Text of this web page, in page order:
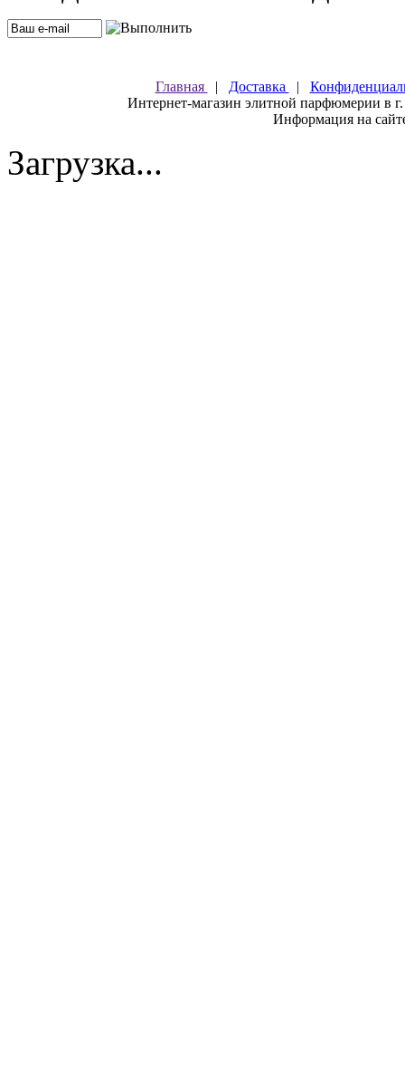
Главная | Доставка |
Интернет-магазин элитной парфюмерии в
Информация на
Загрузка...